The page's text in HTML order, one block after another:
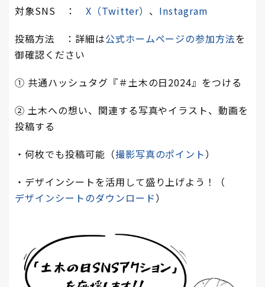
対象SNS ： X（Twitter） 、 Instagram
投稿方法 ：詳細は公式ホームページの参加方法を
御確認ください
① 共通ハッシュタグ『＃土木の日2024』をつける
② 土木への想い、関連する写真やイラスト、動画を
投稿する
・何枚でも投稿可能（撮影写真のポイント）
・デザインシートを活用して盛り上げよう！（
デザインシートのダウンロード）